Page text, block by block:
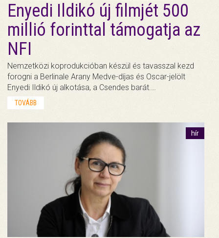
Enyedi Ildikó új filmjét 500
millió forinttal támogatja az
NFI
Nemzetközi koprodukcióban készül és tavasszal kezd
forogni a Berlinale Arany Medve-díjas és Oscar-jelölt
Enyedi Ildikó új alkotása, a Csendes barát.…
TOVÁBB
hír